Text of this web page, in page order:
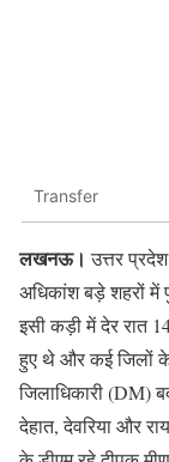
Transfer
लखनऊ। उत्तर
अधिकांश बड़े शहरों में
इसी कड़ी में देर रात
हुए थे और कई जिलों
जिलाधिकारी (DM)
देहात, देवरिया और